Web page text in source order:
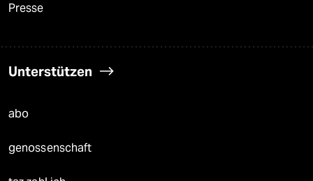
Presse
Unterstützen
abo
genossenschaft